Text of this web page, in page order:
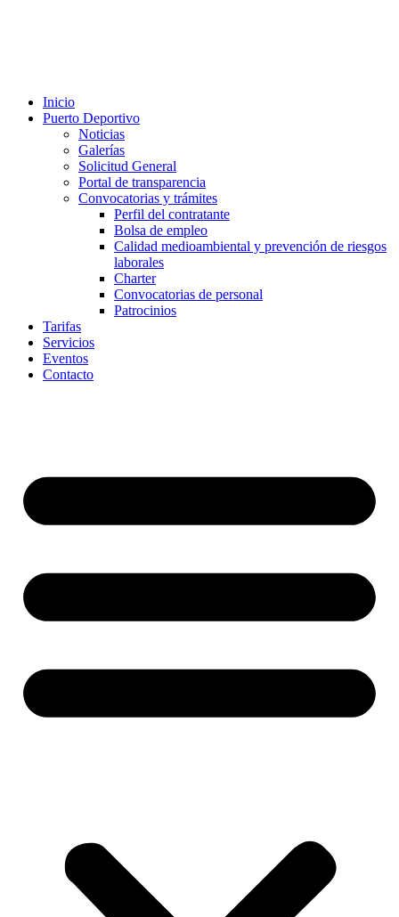
Inicio
Puerto Deportivo
Noticias
Galerías
Solicitud General
Portal de transparencia
Convocatorias y trámites
Perfil del contratante
Bolsa de empleo
Calidad medioambiental y prevención de riesgos
laborales
Charter
Convocatorias de personal
Patrocinios
Tarifas
Servicios
Eventos
Contacto